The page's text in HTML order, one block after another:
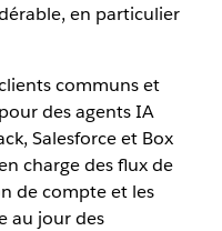
en particulier
communs et
des agents IA
Salesforce et Box
charge des flux de
de compte et les
au jour des